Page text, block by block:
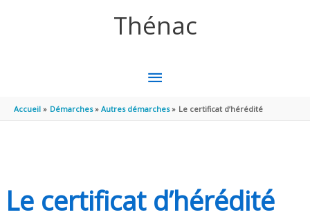
Thénac
MENU
PRINCIPAL
Accueil Démarches Autres démarches Le certificat d’hérédité
Le certificat d’hérédité